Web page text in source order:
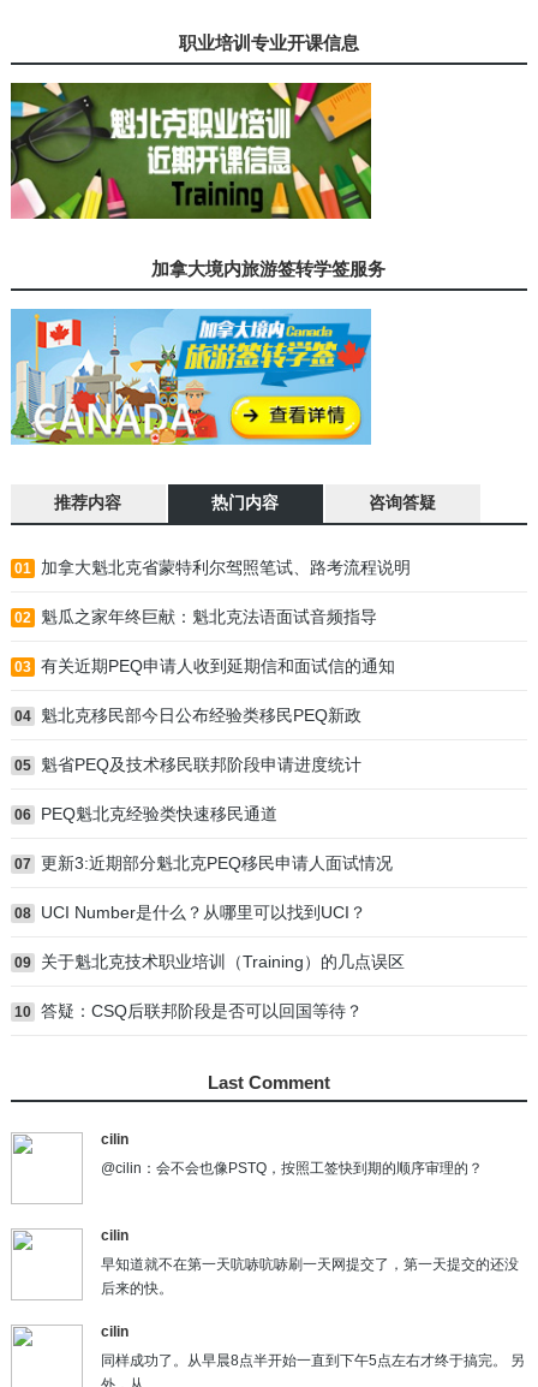
职业培训专业开课信息
加拿大境内旅游签转学签服务
推荐内容 热门内容 咨询答疑
01 加拿大魁北克省蒙特利尔驾照笔试、路考流程说明
02 魁瓜之家年终巨献：魁北克法语面试音频指导
03 有关近期PEQ申请人收到延期信和面试信的通知
04 魁北克移民部今日公布经验类移民PEQ新政
05 魁省PEQ及技术移民联邦阶段申请进度统计
06 PEQ魁北克经验类快速移民通道
07 更新3:近期部分魁北克PEQ移民申请人面试情况
08 UCI Number是什么？从哪里可以找到UCI？
09 关于魁北克技术职业培训（Training）的几点误区
10 答疑：CSQ后联邦阶段是否可以回国等待？
Last Comment
cilin
@cilin：会不会也像PSTQ，按照工签快到期的顺序审理的？
cilin
早知道就不在第一天吭哧吭哧刷一天网提交了，第一天提交的还没
后来的快。
cilin
同样成功了。从早晨8点半开始一直到下午5点左右才终于搞完。 另